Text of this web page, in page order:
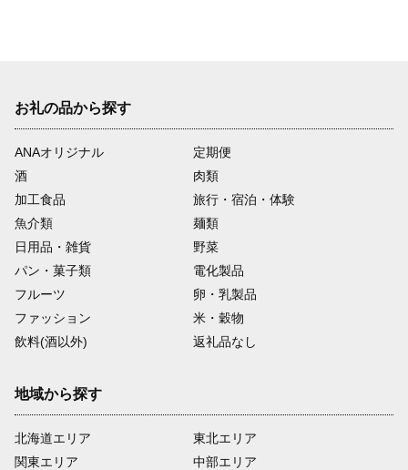
お礼の品から探す
ANAオリジナル
定期便
酒
肉類
加工食品
旅行・宿泊・体験
魚介類
麺類
日用品・雑貨
野菜
パン・菓子類
電化製品
フルーツ
卵・乳製品
ファッション
米・穀物
飲料(酒以外)
返礼品なし
地域から探す
北海道エリア
関東エリア
東北エリア
中部エリア